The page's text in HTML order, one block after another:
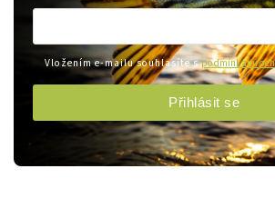
Vložením e-mailu souhlasíte spodmínkami
Přihlásit se